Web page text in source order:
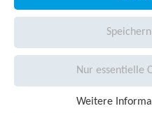
Nur essentielle
Weitere
Unternehmen
Presse
Karriere